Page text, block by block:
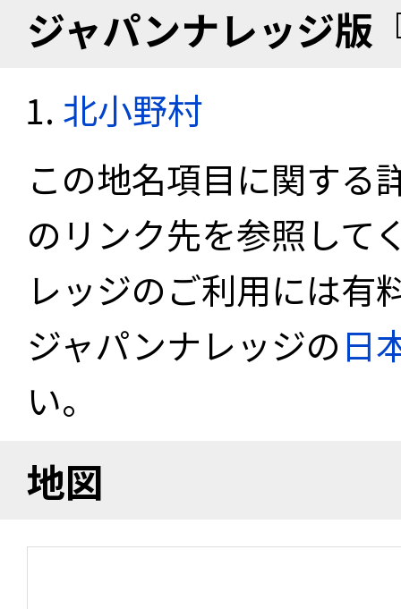
ジャパンナレッジ版
北小野村
この地名項目に関する
のリンク先を参照して
レッジのご利用には有
ジャパンナレッジの日
い。
地図